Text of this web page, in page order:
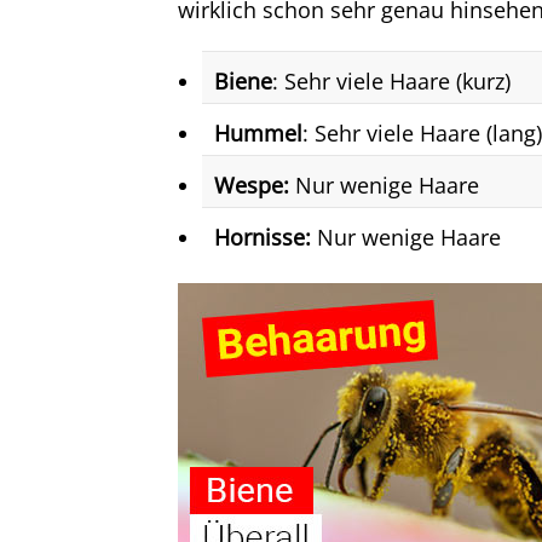
wirklich schon sehr genau
Biene: Sehr viele Haare (kurz)
Hummel: Sehr viele Haare (lang)
Wespe: Nur wenige Haare
Hornisse: Nur wenige Haare